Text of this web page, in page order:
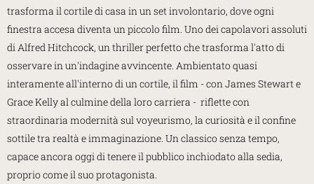
trasforma il cortile di casa in un set involontario, dove ogni
finestra accesa diventa un piccolo film. Uno dei capolavori assoluti
di Alfred Hitchcock, un thriller perfetto che trasforma l'atto di
osservare in un'indagine avvincente. Ambientato quasi
interamente all'interno di un cortile, il film - con James Stewart e
Grace Kelly al culmine della loro carriera - riflette con
straordinaria modernità sul voyeurismo, la curiosità e il confine
sottile tra realtà e immaginazione. Un classico senza tempo,
capace ancora oggi di tenere il pubblico inchiodato alla sedia,
proprio come il suo protagonista.